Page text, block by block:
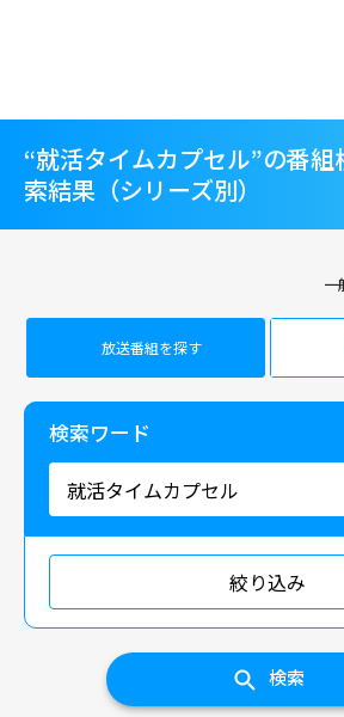
“就活タイムカプセル”の番組
索結果（シリーズ別）
一
放送番組を探す
検索ワード
絞り込み
検索